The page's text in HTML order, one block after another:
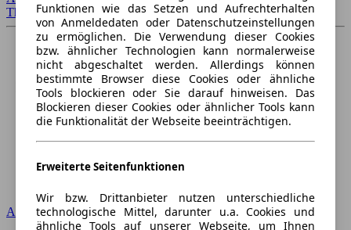
Themen-Forum
Audi
Funktionen wie das Setzen und Aufrechterhalten
von Anmeldedaten oder Datenschutzeinstellungen
zu ermöglichen. Die Verwendung dieser Cookies
bzw. ähnlicher Technologien kann normalerweise
nicht abgeschaltet werden. Allerdings können
bestimmte Browser diese Cookies oder ähnliche
Tools blockieren oder Sie darauf hinweisen. Das
Blockieren dieser Cookies oder ähnlicher Tools kann
die Funktionalität der Webseite beeinträchtigen.
Erweiterte Seitenfunktionen
Wir bzw. Drittanbieter nutzen unterschiedliche
technologische Mittel, darunter u.a. Cookies und
ähnliche Tools auf unserer Webseite, um Ihnen